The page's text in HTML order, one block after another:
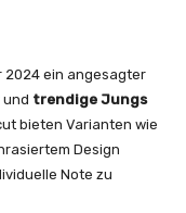
2024 ein angesagter
und trendige Jungs
bieten Varianten wie
Design
Note zu